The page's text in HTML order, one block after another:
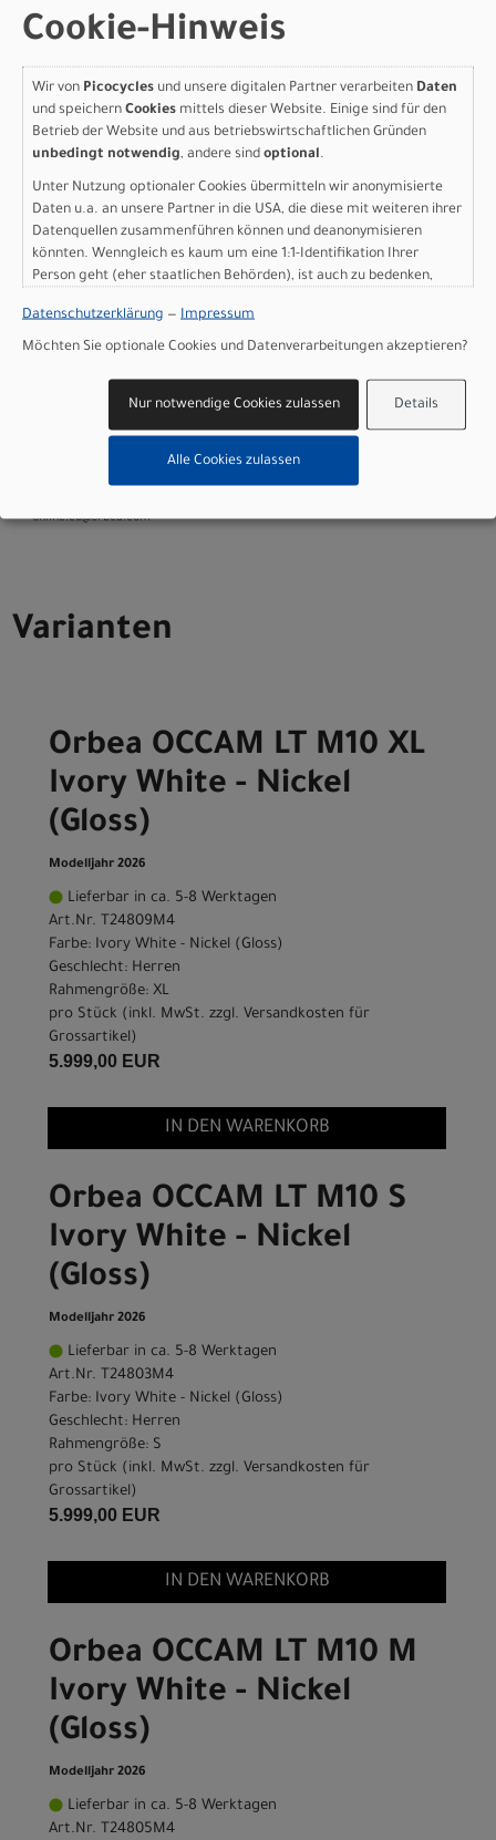
Lenkervorbau: OC Mountain Control MC11 Alu SL, 0º
Sattel: Ergon SM Enduro
Sattelstütze: OC Mountain Control MC10, 31.6mm,
Räder: Oquo Mountain Control MC32TEAM
Herstellerdaten gem. GPSR
Mallabia (Bizkaia) - Spain
online.eu@orbea.com
Varianten
Orbea OCCAM LT M10 XL
Ivory White - Nickel
(Gloss)
Modelljahr 2026
Lieferbar in ca. 5-8 Werktagen
Art.Nr. T24809M4
Farbe: Ivory White - Nickel (Gloss)
Geschlecht: Herren
Rahmengröße: XL
pro Stück (inkl. MwSt. zzgl. Versandkosten für
Grossartikel)
5.999,00 EUR
IN DEN WARENKORB
Orbea OCCAM LT M10 S
Ivory White - Nickel
(Gloss)
Modelljahr 2026
Lieferbar in ca. 5-8 Werktagen
Art.Nr. T24803M4
Farbe: Ivory White - Nickel (Gloss)
Geschlecht: Herren
Rahmengröße: S
pro Stück (inkl. MwSt. zzgl. Versandkosten für
Grossartikel)
5.999,00 EUR
IN DEN WARENKORB
Orbea OCCAM LT M10 M
Ivory White - Nickel
(Gloss)
Modelljahr 2026
Lieferbar in ca. 5-8 Werktagen
Art.Nr. T24805M4
Cookie-Hinweis
Wir von Picocycles und unsere digitalen Partner verarbeiten Daten
und speichern Cookies mittels dieser Website. Einige sind für den
Betrieb der Website und aus betriebswirtschaftlichen Gründen
unbedingt notwendig, andere sind optional.
Unter Nutzung optionaler Cookies übermitteln wir anonymisierte
Daten u.a. an unsere Partner in die USA, die diese mit weiteren ihrer
Datenquellen zusammenführen können und deanonymisieren
könnten. Wenngleich es kaum um eine 1:1-Identifikation Ihrer
Person geht (eher staatlichen Behörden), ist auch zu bedenken,
sind wie bei uns in der Europäischen Union.
Datenschutzerklärung — Impressum
Möchten Sie optionale Cookies und Datenverarbeitungen akzeptieren?
Details
Nur notwendige Cookies zulassen
Alle Cookies zulassen